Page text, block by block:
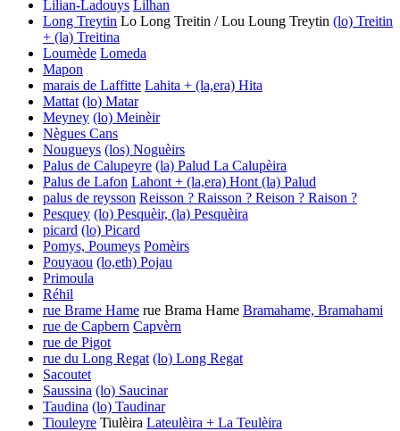
Lilian-Ladouys Lilhan
Long Treytin Lo Long Treitin / Lou Loung Treytin (lo) Treitin
+ (la) Treitina
Loumède Lomeda
Mapon
marais de Laffitte Lahita + (la,era) Hita
Mattat (lo) Matar
Meyney (lo) Meinèir
Nègues Cans
Nougueys (los) Noguèirs
Palus de Calupeyre (la) Palud La Calupèira
Palus de Lafon Lahont + (la,era) Hont (la) Palud
palus de reysson Reisson ? Raisson ? Reison ? Raison ?
Pesquey (lo) Pesquèir, (la) Pesquèira
picard (lo) Picard
Pomys, Poumeys Pomèirs
Pouyaou (lo,eth) Pojau
Primoula
Réhil
rue Brame Hame rue Brama Hame Bramahame, Bramahami
rue de Capbern Capvèrn
rue de Pigot
rue du Long Regat (lo) Long Regat
Sacoutet
Saussina (lo) Saucinar
Taudina (lo) Taudinar
Tiouleyre Tiulèira Lateulèira + La Teulèira